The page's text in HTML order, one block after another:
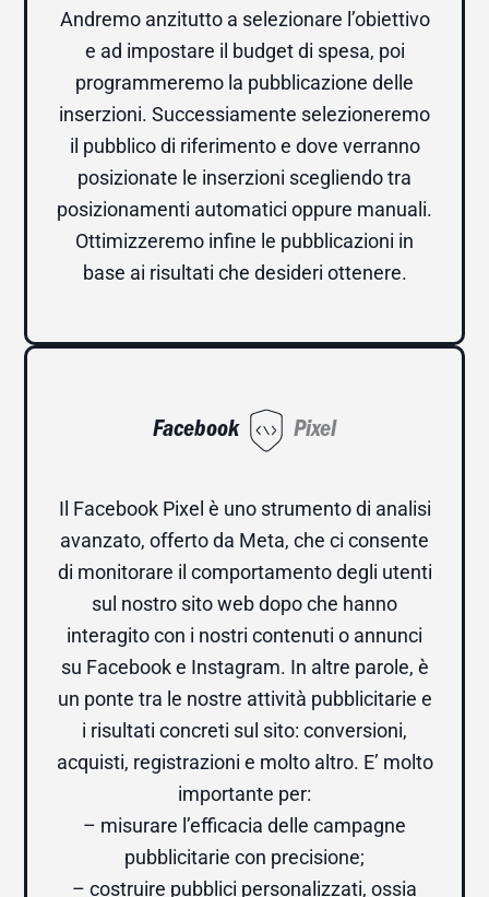
Andremo anzitutto a selezionare l’obiettivo
e ad impostare il budget di spesa, poi
programmeremo la pubblicazione delle
inserzioni. Successiamente selezioneremo
il pubblico di riferimento e dove verranno
posizionate le inserzioni scegliendo tra
posizionamenti automatici oppure manuali.
Ottimizzeremo infine le pubblicazioni in
base ai risultati che desideri ottenere.
Facebook Pixel
Il Facebook Pixel è uno strumento di analisi
avanzato, offerto da Meta, che ci consente
di monitorare il comportamento degli utenti
sul nostro sito web dopo che hanno
interagito con i nostri contenuti o annunci
su Facebook e Instagram. In altre parole, è
un ponte tra le nostre attività pubblicitarie e
i risultati concreti sul sito: conversioni,
acquisti, registrazioni e molto altro. E’ molto
importante per:
– misurare l’efficacia delle campagne
pubblicitarie con precisione;
– costruire pubblici personalizzati, ossia